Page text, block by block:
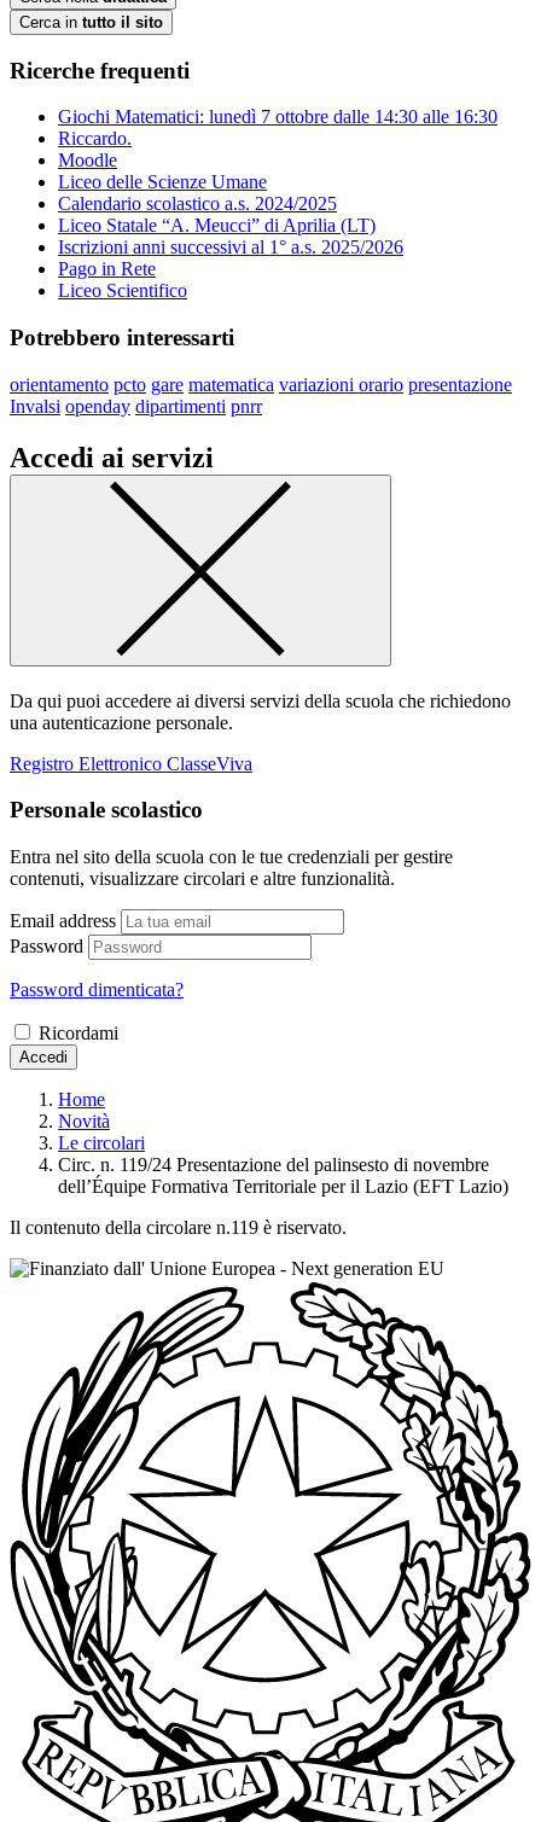
Cerca in tutto il sito
Ricerche frequenti
Giochi Matematici: lunedì 7 ottobre dalle 14:30 alle 16:30
Riccardo.
Moodle
Liceo delle Scienze Umane
Calendario scolastico a.s. 2024/2025
Liceo Statale “A. Meucci” di Aprilia (LT)
Iscrizioni anni successivi al 1° a.s. 2025/2026
Pago in Rete
Liceo Scientifico
Potrebbero interessarti
orientamento pcto gare matematica variazioni orario presentazione
Invalsi openday dipartimenti pnrr
Accedi ai servizi
Da qui puoi accedere ai diversi servizi della scuola che richiedono
una autenticazione personale.
Registro Elettronico ClasseViva
Personale scolastico
Entra nel sito della scuola con le tue credenziali per gestire
contenuti, visualizzare circolari e altre funzionalità.
Email address
Password
Password dimenticata?
Ricordami
Accedi
Home
Novità
Le circolari
Circ. n. 119/24 Presentazione del palinsesto di novembre
dell’Équipe Formativa Territoriale per il Lazio (EFT Lazio)
Il contenuto della circolare n.119 è riservato.